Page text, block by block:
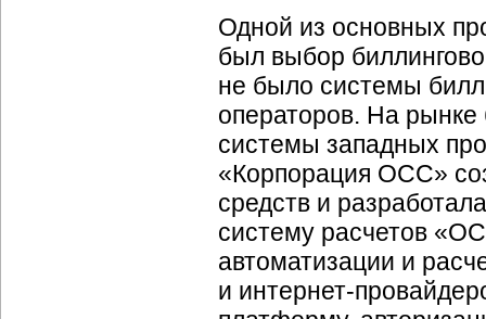
Одной из основных
был выбор
не было системы
операторов. На рынке
системы западных
«Корпорация ОСС»
средств и
систему расчетов
автоматизации и
и интернет-